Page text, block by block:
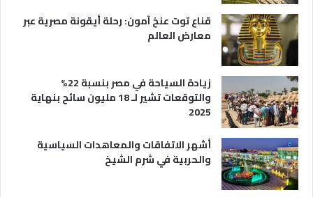
قناع توت عنخ آمون: رحلة أيقونة مصرية عبر
معارض العالم
زيادة السياحة في مصر بنسبة 22%
والتوقعات تشير لـ 18 مليون سائح بنهاية
2025
أشهر الاتفاقات والمعاهدات السياسية
والحربية في شرم الشيخ